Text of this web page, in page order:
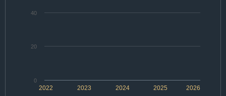
2022 2024 2026
2023 2025
0
20
40